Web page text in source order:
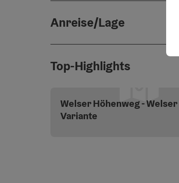
Anreise/Lage
Top-Highlights
Welser Höhenweg - Welser
Variante